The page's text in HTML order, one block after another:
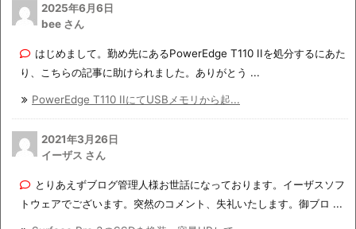
2025年6月6日
bee さん
はじめまして。勤め先にあるPowerEdge T110 IIを処分するにあた
り、こちらの記事に助けられました。ありがとう ...
PowerEdge T110 IIにてUSBメモリから起...
2021年3月26日
イーザス さん
とりあえずブログ管理人様お世話になっております。イーザスソフ
トウェアでございます。突然のコメント、失礼いたします。御ブロ ...